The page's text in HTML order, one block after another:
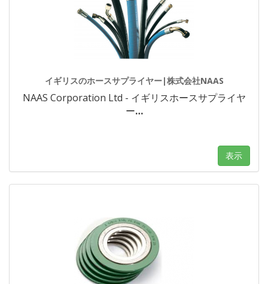
イギリスのホースサプライヤー|株式会社NAAS
NAAS Corporation Ltd - イギリスホースサプライヤ
ー…
表示